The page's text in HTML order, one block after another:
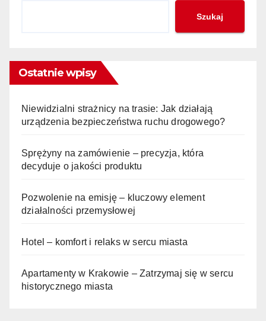
Szukaj
Ostatnie wpisy
Niewidzialni strażnicy na trasie: Jak działają
urządzenia bezpieczeństwa ruchu drogowego?
Sprężyny na zamówienie – precyzja, która
decyduje o jakości produktu
Pozwolenie na emisję – kluczowy element
działalności przemysłowej
Hotel – komfort i relaks w sercu miasta
Apartamenty w Krakowie – Zatrzymaj się w sercu
historycznego miasta